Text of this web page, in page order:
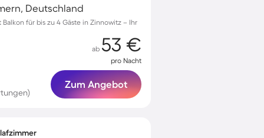
Deutschland
für bis zu 4 Gäste in Zinnowitz – Ihr
ab 53 €
pro Nacht
Zum Angebot